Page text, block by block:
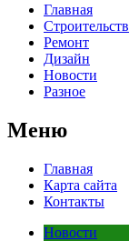
Главная
Ремонт
Дизайн
Новости
Разное
Меню
Главная
Карта сайта
Контакты
Новости